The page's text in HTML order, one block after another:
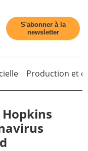
S'abonner à la
newsletter
Production et